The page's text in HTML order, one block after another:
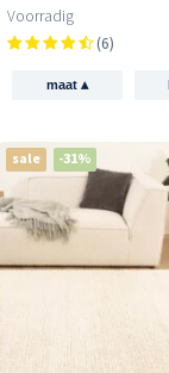
Voorradig
(6)
maat ▴
sale -31%